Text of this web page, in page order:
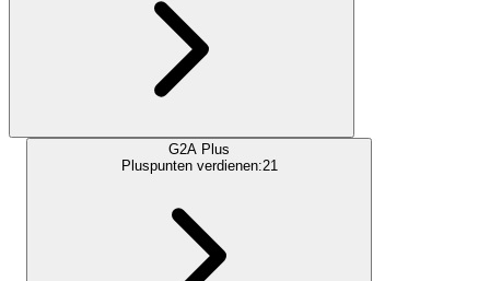
G2A Plus
Pluspunten verdienen:21